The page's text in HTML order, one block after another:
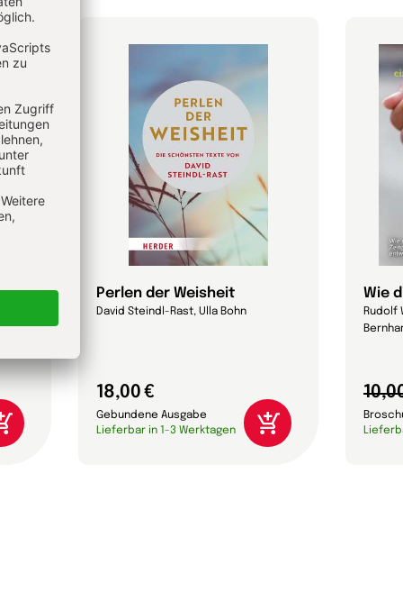
Perlen der Weisheit
David Steindl-Rast, Ulla Bohn
18,00 €
Gebundene Ausgabe
Lieferbar in 1-3 Werktagen
Wie
Rudolf